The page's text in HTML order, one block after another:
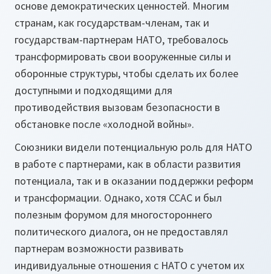
основе демократических ценностей. Многим
странам, как государствам-членам, так и
государствам-партнерам НАТО, требовалось
трансформировать свои вооруженные силы и
оборонные структуры, чтобы сделать их более
доступными и подходящими для
противодействия вызовам безопасности в
обстановке после «холодной войны».
Союзники видели потенциальную роль для НАТО
в работе с партнерами, как в области развития
потенциала, так и в оказании поддержки реформ
и трансформации. Однако, хотя ССАС и был
полезным форумом для многостороннего
политического диалога, он не предоставлял
партнерам возможности развивать
индивидуальные отношения с НАТО с учетом их